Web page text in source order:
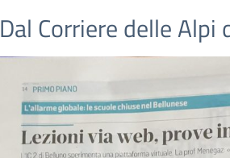
Dal Corriere delle Alpi